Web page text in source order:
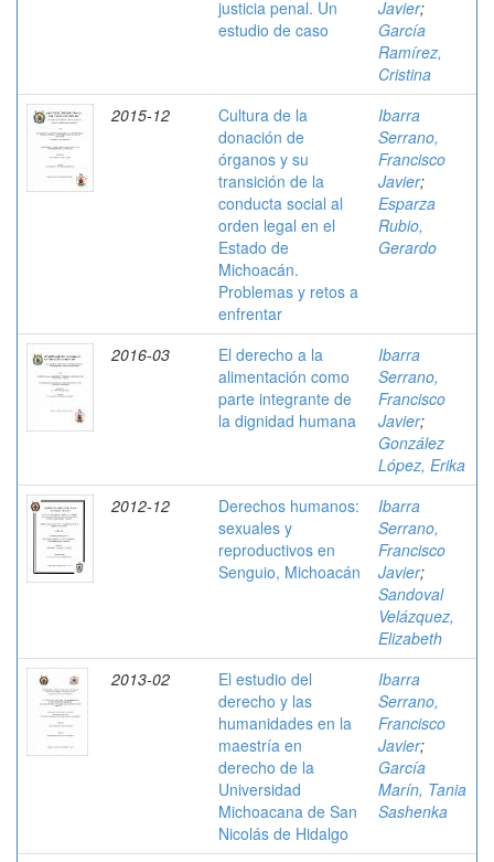
justicia penal. Un
estudio de caso
Javier;
García
Ramírez,
Cristina
2015-12
Cultura de la
donación de
órganos y su
transición de la
conducta social al
orden legal en el
Estado de
Michoacán.
Problemas y retos a
enfrentar
Ibarra
Serrano,
Francisco
Javier;
Esparza
Rubio,
Gerardo
2016-03
El derecho a la
alimentación como
parte integrante de
la dignidad humana
Ibarra
Serrano,
Francisco
Javier;
González
López, Erika
2012-12
Derechos humanos:
sexuales y
reproductivos en
Senguio, Michoacán
Ibarra
Serrano,
Francisco
Javier;
Sandoval
Velázquez,
Elizabeth
2013-02
El estudio del
derecho y las
humanidades en la
maestría en
derecho de la
Universidad
Michoacana de San
Nicolás de Hidalgo
Ibarra
Serrano,
Francisco
Javier;
García
Marín, Tania
Sashenka